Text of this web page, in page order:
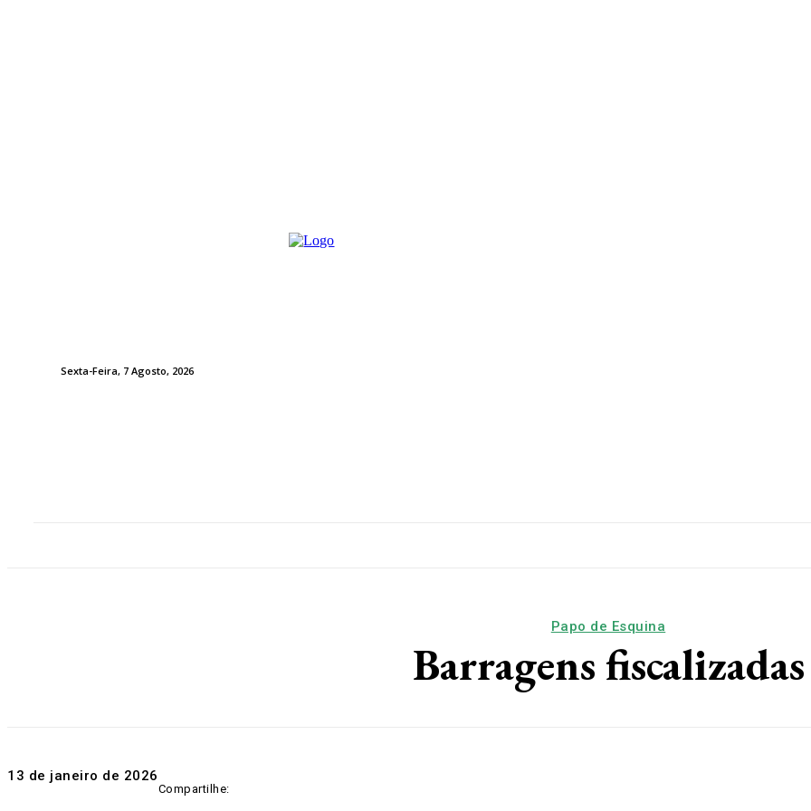
Sexta-Feira, 7 Agosto, 2026
Papo de Esquina
Barragens fiscalizadas
13 de janeiro de 2026
Compartilhe: